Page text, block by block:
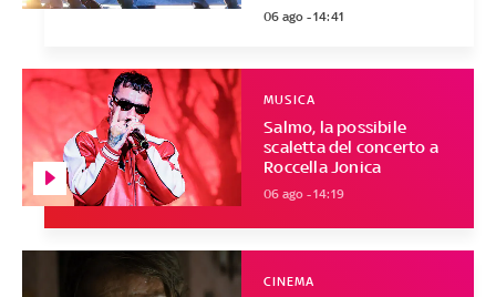
06 ago - 14:41
Salmo, la possibile
scaletta del concerto a
Roccella Jonica
MUSICA
06 ago - 14:19
CINEMA